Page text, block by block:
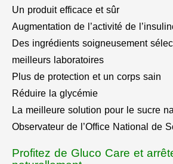
Un produit efficace et sûr
Augmentation de l’activité de
Des ingrédients soigneusement
meilleurs laboratoires
Plus de protection et un corps sain
Réduire la glycémie
La meilleure solution pour le sucre
Observateur de l’Office National de
Profitez de Gluco Care et